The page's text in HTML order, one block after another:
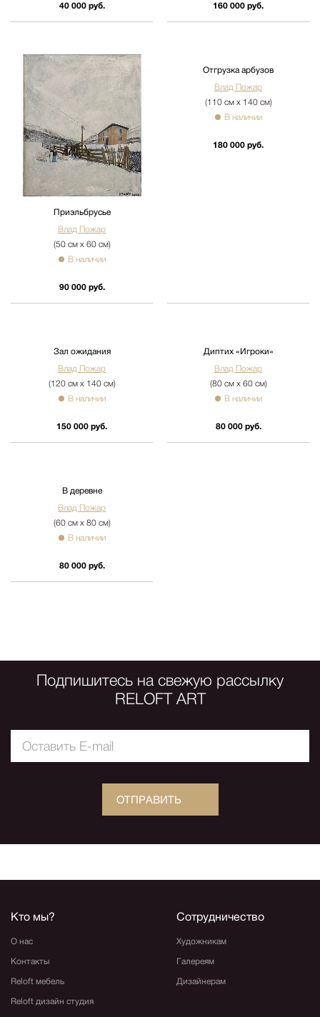
40 000 руб. 160 000 руб.
Приэльбрусье
Влад Пожар
(50 см х 60 см)
В наличии
90 000 руб.
Отгрузка арбузов
Влад Пожар
(110 см х 140 см)
В наличии
180 000 руб.
Зал ожидания
Влад Пожар
(120 см х 140 см)
В наличии
150 000 руб.
В наличии
RELOFT ART
ОТПРАВИТЬ